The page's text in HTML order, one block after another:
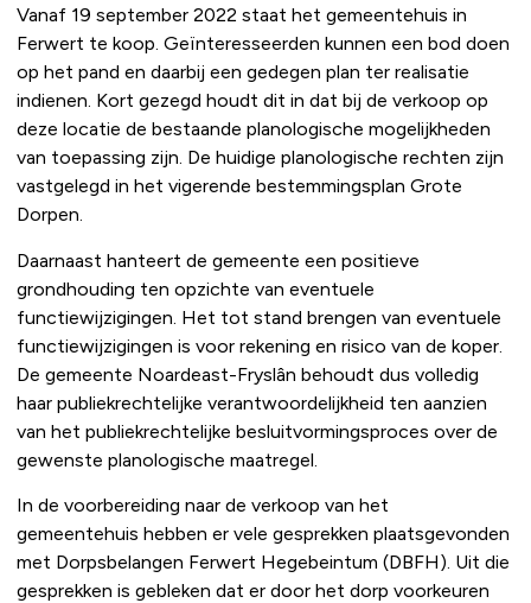
Vanaf 19 september 2022 staat het gemeentehuis in
Ferwert te koop. Geïnteresseerden kunnen een bod doen
op het pand en daarbij een gedegen plan ter realisatie
indienen. Kort gezegd houdt dit in dat bij de verkoop op
deze locatie de bestaande planologische mogelijkheden
van toepassing zijn. De huidige planologische rechten zijn
vastgelegd in het vigerende bestemmingsplan Grote
Dorpen.
Daarnaast hanteert de gemeente een positieve
grondhouding ten opzichte van eventuele
functiewijzigingen. Het tot stand brengen van eventuele
functiewijzigingen is voor rekening en risico van de koper.
De gemeente Noardeast-Fryslân behoudt dus volledig
haar publiekrechtelijke verantwoordelijkheid ten aanzien
van het publiekrechtelijke besluitvormingsproces over de
gewenste planologische maatregel.
In de voorbereiding naar de verkoop van het
gemeentehuis hebben er vele gesprekken plaatsgevonden
met Dorpsbelangen Ferwert Hegebeintum (DBFH). Uit die
gesprekken is gebleken dat er door het dorp voorkeuren